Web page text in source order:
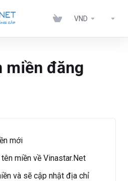
VND
miền đăng
mới
miền về Vinastar.Net
và sẽ cập nhật địa chỉ